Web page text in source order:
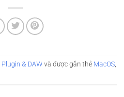
Plugin & DAW và được gắn thẻ MacOS